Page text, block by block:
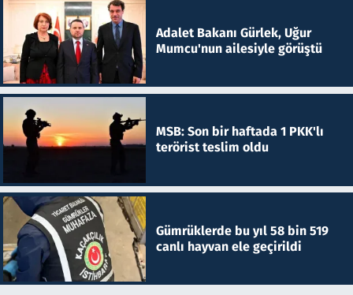
Adalet Bakanı Gürlek, Uğur
Mumcu'nun ailesiyle görüştü
MSB: Son bir haftada 1 PKK'lı
terörist teslim oldu
Gümrüklerde bu yıl 58 bin 519
canlı hayvan ele geçirildi